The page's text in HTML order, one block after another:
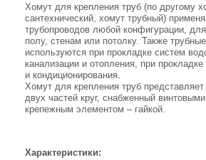
Хомут для крепления труб (по другому
сантехнический, хомут трубный)
трубопроводов любой конфигурации,
полу, стенам или потолку. Также
используются при прокладке систем
канализации и отопления, при
и кондиционирования.
Хомут для крепления труб
двух частей круг, снабженный
крепежным элементом – гайкой.
Характеристики: